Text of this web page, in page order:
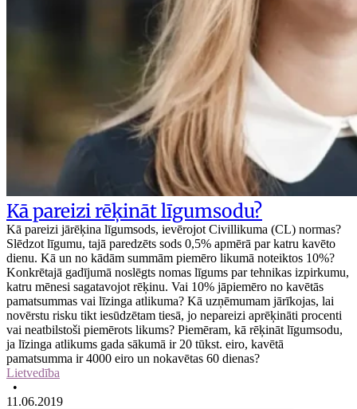
Kā pareizi rēķināt līgumsodu?
Kā pareizi jārēķina līgumsods, ievērojot Civillikuma (CL) normas?
Slēdzot līgumu, tajā paredzēts sods 0,5% apmērā par katru kavēto
dienu. Kā un no kādām summām piemēro likumā noteiktos 10%?
Konkrētajā gadījumā noslēgts nomas līgums par tehnikas izpirkumu,
katru mēnesi sagatavojot rēķinu. Vai 10% jāpiemēro no kavētās
pamatsummas vai līzinga atlikuma? Kā uzņēmumam jārīkojas, lai
novērstu risku tikt iesūdzētam tiesā, jo nepareizi aprēķināti procenti
vai neatbilstoši piemērots likums? Piemēram, kā rēķināt līgumsodu,
ja līzinga atlikums gada sākumā ir 20 tūkst. eiro, kavētā
pamatsumma ir 4000 eiro un nokavētas 60 dienas?
Lietvedība
•
11.06.2019